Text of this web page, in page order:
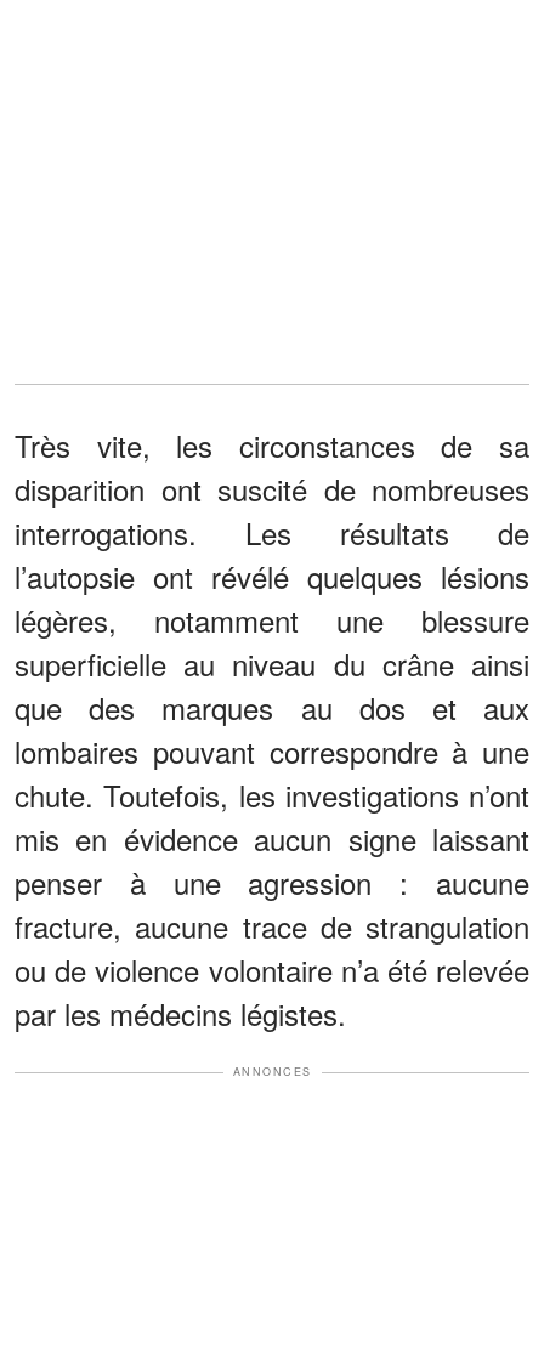
Très vite, les circonstances de sa
disparition ont suscité de nombreuses
interrogations. Les résultats de
l’autopsie ont révélé quelques lésions
légères, notamment une blessure
superficielle au niveau du crâne ainsi
que des marques au dos et aux
lombaires pouvant correspondre à une
chute. Toutefois, les investigations n’ont
mis en évidence aucun signe laissant
penser à une agression : aucune
fracture, aucune trace de strangulation
ou de violence volontaire n’a été relevée
par les médecins légistes.
ANNONCES